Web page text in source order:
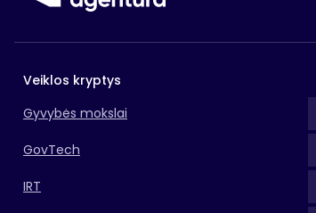
Veiklos kryptys
Gyvybės mokslai
GovTech
IRT